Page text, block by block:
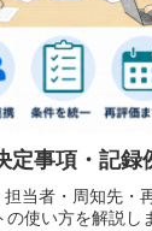
定事項・記録
当者・周知先・
使い方を解説し